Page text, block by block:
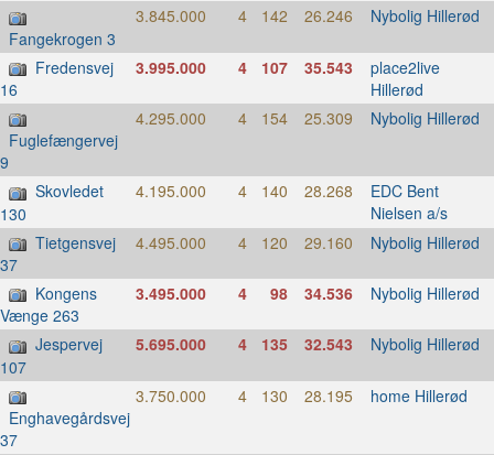
Fangekrogen 3
3.845.000 4 142 26.246 Nybolig Hillerød
Fredensvej
16
3.995.000 4 107 35.543 place2live
Hillerød
Fuglefængervej
9
4.295.000 4 154 25.309 Nybolig Hillerød
Skovledet
130
4.195.000 4 140 28.268 EDC Bent
Nielsen a/s
Tietgensvej
37
4.495.000 4 120 29.160 Nybolig Hillerød
Kongens
Vænge 263
3.495.000 4 98 34.536 Nybolig Hillerød
Jespervej
107
5.695.000 4 135 32.543 Nybolig Hillerød
Enghavegårdsvej
37
3.750.000 4 130 28.195 home Hillerød